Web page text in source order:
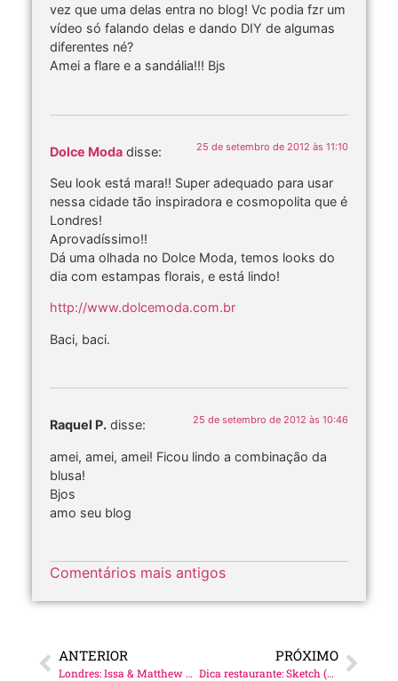
vez que uma delas entra no blog! Vc podia fzr um
vídeo só falando delas e dando DIY de algumas
diferentes né?
Amei a flare e a sandália!!! Bjs
Dolce Moda disse: 25 de setembro de 2012 às 11:10
Seu look está mara!! Super adequado para usar
nessa cidade tão inspiradora e cosmopolita que é
Londres!
Aprovadíssimo!!
Dá uma olhada no Dolce Moda, temos looks do
dia com estampas florais, e está lindo!
http://www.dolcemoda.com.br
Baci, baci.
Raquel P. disse: 25 de setembro de 2012 às 10:46
amei, amei, amei! Ficou lindo a combinação da
blusa!
Bjos
amo seu blog
Comentários mais antigos
ANTERIOR
Londres: Issa & Matthew Williamson
PRÓXIMO
Dica restaurante: Sketch (+ look do dia)